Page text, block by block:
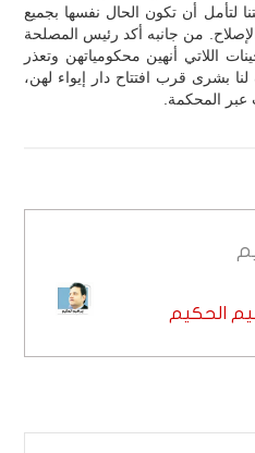
لتأمل أن تكون الحال نفسها بجميع
من جانبه أكد رئيس المصلحة
اللاتي أنهين محكومياتهن وتعذر
بشرى قرب افتتاح دار إيواء لهن،
المحكمة.
الحكيم